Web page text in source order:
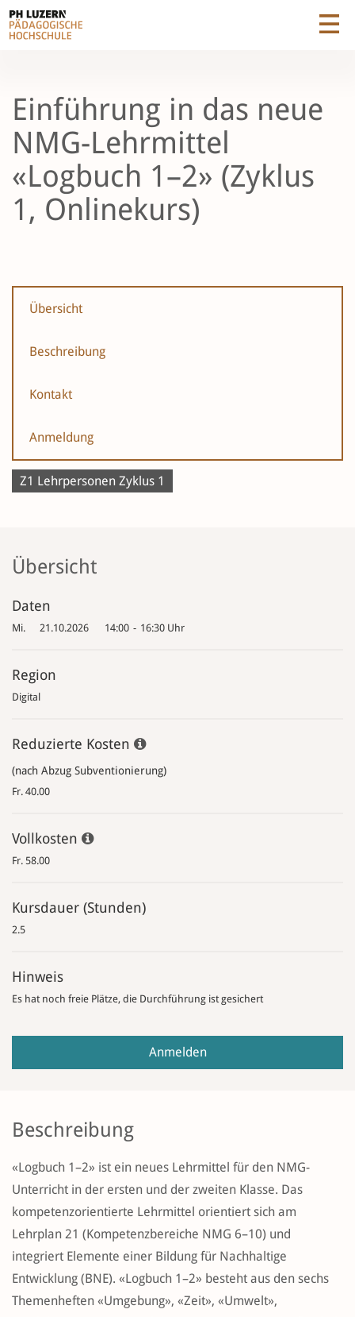
Einführung in das neue
NMG-Lehrmittel
«Logbuch 1–2» (Zyklus
1, Onlinekurs)
Übersicht
Beschreibung
Kontakt
Anmeldung
Z1 Lehrpersonen Zyklus 1
Übersicht
Daten
Mi. 21.10.2026 14:00 - 16:30 Uhr
Region
Digital
Reduzierte Kosten
(nach Abzug Subventionierung)
Fr. 40.00
Vollkosten
Fr. 58.00
Kursdauer (Stunden)
2.5
Hinweis
Es hat noch freie Plätze, die Durchführung ist gesichert
Anmelden
Beschreibung
«Logbuch 1–2» ist ein neues Lehrmittel für den NMG-
Unterricht in der ersten und der zweiten Klasse. Das
kompetenzorientierte Lehrmittel orientiert sich am
Lehrplan 21 (Kompetenzbereiche NMG 6–10) und
integriert Elemente einer Bildung für Nachhaltige
Entwicklung (BNE). «Logbuch 1–2» besteht aus den sechs
Themenheften «Umgebung», «Zeit», «Umwelt»,